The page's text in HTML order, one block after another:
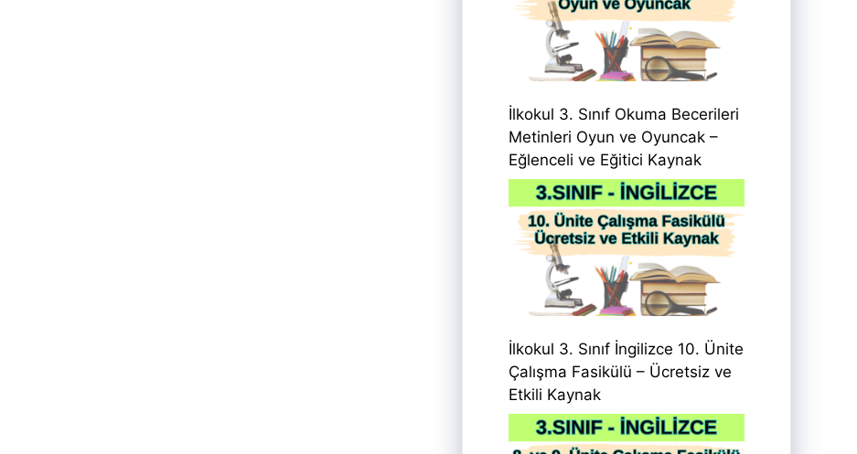
İlkokul 3. Sınıf Okuma Becerileri
Metinleri Oyun ve Oyuncak –
Eğlenceli ve Eğitici Kaynak
İlkokul 3. Sınıf İngilizce 10. Ünite
Çalışma Fasikülü – Ücretsiz ve
Etkili Kaynak